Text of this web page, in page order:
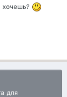
хочешь?
для